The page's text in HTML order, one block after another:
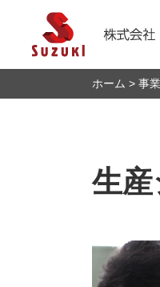
ホーム 事
生